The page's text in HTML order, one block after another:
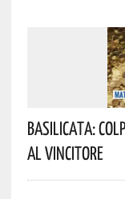
Basilicata:
Al Vincitore